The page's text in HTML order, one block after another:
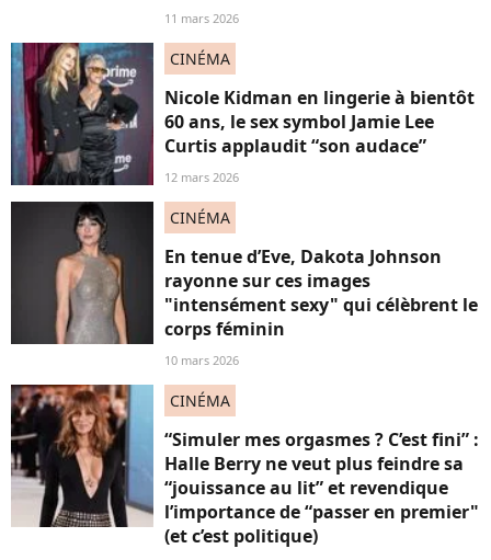
11 mars 2026
CINÉMA
Nicole Kidman en lingerie à bientôt
60 ans, le sex symbol Jamie Lee
Curtis applaudit “son audace”
12 mars 2026
CINÉMA
En tenue d’Eve, Dakota Johnson
rayonne sur ces images
"intensément sexy" qui célèbrent le
corps féminin
10 mars 2026
CINÉMA
“Simuler mes orgasmes ? C’est fini” :
Halle Berry ne veut plus feindre sa
“jouissance au lit” et revendique
l’importance de “passer en premier"
(et c’est politique)